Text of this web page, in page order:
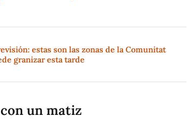
estas son las zonas de la Comunitat
granizar esta tarde
un matiz